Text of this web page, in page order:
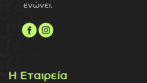
ενώνει.
Η Εταιρεία